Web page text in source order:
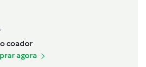
coador
agora